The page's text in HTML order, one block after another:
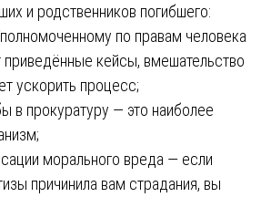
и родственников погибшего:
по правам человека
кейсы, вмешательство
ускорить процесс;
в прокуратуру — это наиболее
морального вреда — если
причинила вам страдания, вы